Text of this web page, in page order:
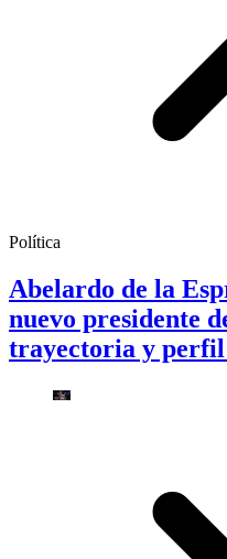
Política
Abelardo de la
nuevo presidente
trayectoria y